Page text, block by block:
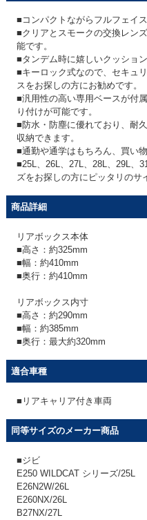
■コンパクトながらフルフェイ
■クリアとスモークの交換レン
能です。
■タンデム時に嬉しいクッショ
■キーロック式なので、セキュ
スをお探しの方にお勧めです。
■汎用性の高い専用ベースが付
り付けが可能です。
■防水・防塵に優れており、耐
収納できます。
■通勤や通学はもちろん、買い
■25L、26L、27L、28L、29L、
ズをお探しの方にピッタリのサ
商品詳細
リアボックス本体
■高さ：約325mm
■幅：約410mm
■奥行：約410mm
リアボックス内寸
■高さ：約290mm
■幅：約385mm
■奥行：最大約320mm
適合車種
■リアキャリア付き車両
同等サイズのメーカー商品
■ジビ
E250 WILDCAT シリーズ/25L
E26N2W/26L
E260NX/26L
B27NX/27L